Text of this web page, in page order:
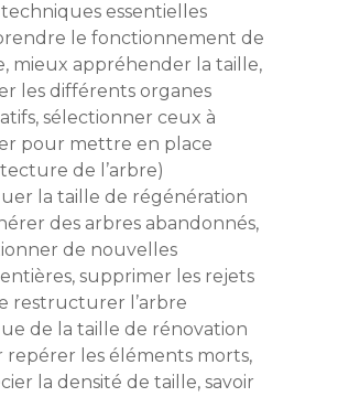
techniques essentielles
le fonctionnement de
mieux appréhender la taille,
les différents organes
sélectionner ceux à
pour mettre en place
de l’arbre)
la taille de régénération
des arbres abandonnés,
de nouvelles
supprimer les rejets
restructurer l’arbre
de la taille de rénovation
repérer les éléments morts,
la densité de taille, savoir